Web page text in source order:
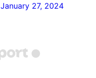
January 27, 2024